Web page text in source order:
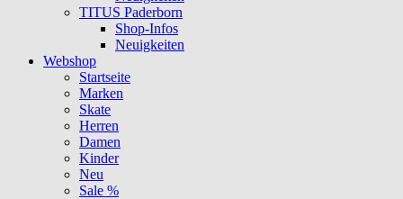
TITUS Paderborn
Shop-Infos
Neuigkeiten
Webshop
Startseite
Marken
Skate
Herren
Damen
Kinder
Neu
Sale %